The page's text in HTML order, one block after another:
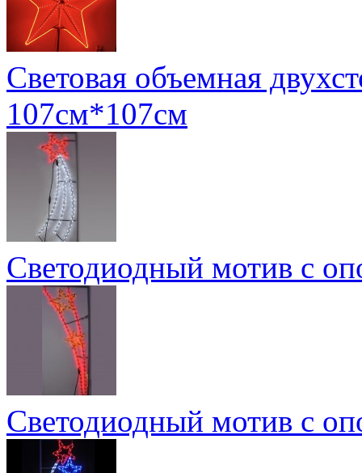
Световая объемная
107см*107см
Светодиодный мотив с
Светодиодный мотив с